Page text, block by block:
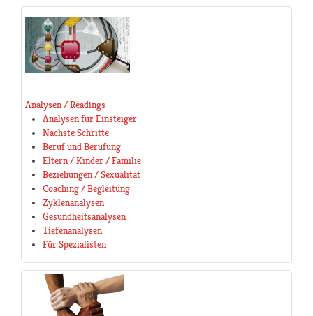
Analysen / Readings
Analysen für Einsteiger
Nächste Schritte
Beruf und Berufung
Eltern / Kinder / Familie
Beziehungen / Sexualität
Coaching / Begleitung
Zyklenanalysen
Gesundheitsanalysen
Tiefenanalysen
Für Spezialisten